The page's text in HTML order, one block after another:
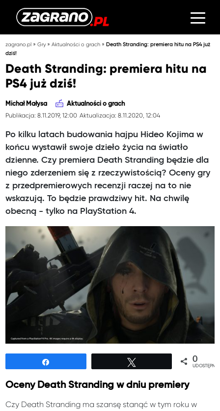
zagrano.pl »Gry»Aktualności o grach »Death Stranding: premiera hitu na PS4 już
dziś!
Death Stranding: premiera hitu na
PS4 już dziś!
Michał Małysa Aktualności o grach
Publikacja: 8.11.2019, 12:00 Aktualizacja: 8.11.2020, 12:04
Po kilku latach budowania hajpu Hideo Kojima w
końcu wystawił swoje dzieło życia na światło
dzienne. Czy premiera Death Stranding będzie dla
niego zderzeniem się z rzeczywistością? Oceny gry
z przedpremierowych recenzji raczej na to nie
wskazują. To będzie prawdziwy hit. Na chwilę
obecną - tylko na PlayStation 4.
0
Oceny Death Stranding w dniu premiery
Czy Death Stranding ma szansę stanąć w tym roku w